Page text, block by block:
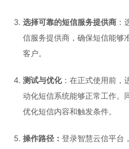
选择可靠的短信服务提供商 ：
信服务提供商，确保短信能够
客户。
测试与优化：在正式使用前，
动化短信系统能够正常工作。
优化短信内容和触发条件。
操作路径： 登录智慧云信平台